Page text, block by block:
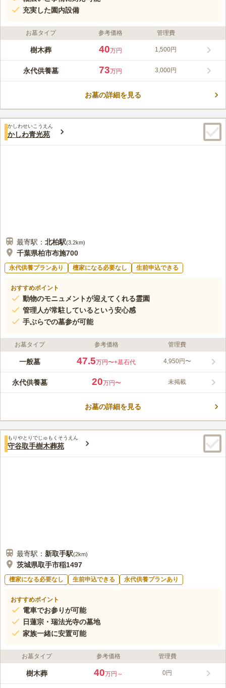
充実した園内設備
お墓タイプ 参考価格 管理費
樹木葬 40万円 1,500円
永代供養墓 73万円 3,000円
お墓の詳細を見る
かしわせいこうえん
かしわ青光苑
最寄駅： 北柏駅(3.2km)
千葉県柏市布施700
永代供養プランあり 檀家になる必要なし 生前申込できる
おすすめポイント
動物のモニュメントが迎えてくれる霊園
管理人が常駐しているという安心感
手ぶらでの墓参が可能
お墓タイプ 参考価格 管理費
一般墓 47.5万円〜+墓石代 4,950円〜
永代供養墓 20万円〜 未掲載
お墓の詳細を見る
もりやとりでじゅもくそうえん
守谷取手樹木葬苑
最寄駅： 新取手駅(2km)
茨城県取手市稲1497
檀家になる必要なし 生前申込できる 永代供養プランあり
おすすめポイント
電車でお参りが可能
日蓮宗・瑞法光寺の墓地
家族一緒に安置可能
お墓タイプ 参考価格 管理費
樹木葬 40万円～ 0円